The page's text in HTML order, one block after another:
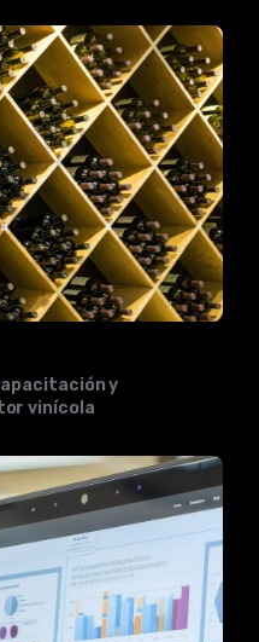
y
vinícola